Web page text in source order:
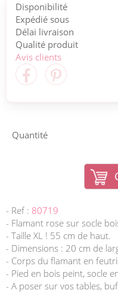
Disponibilité
Expédié sous
Délai livraison
Qualité produit
Avis clients
Quantité
- Ref : 80719
- Flamant rose sur socle
- Taille XL ! 55 cm de haut.
- Dimensions : 20 cm de
- Corps du flamant en
- Pied en bois peint, socle
- A poser sur vos tables,